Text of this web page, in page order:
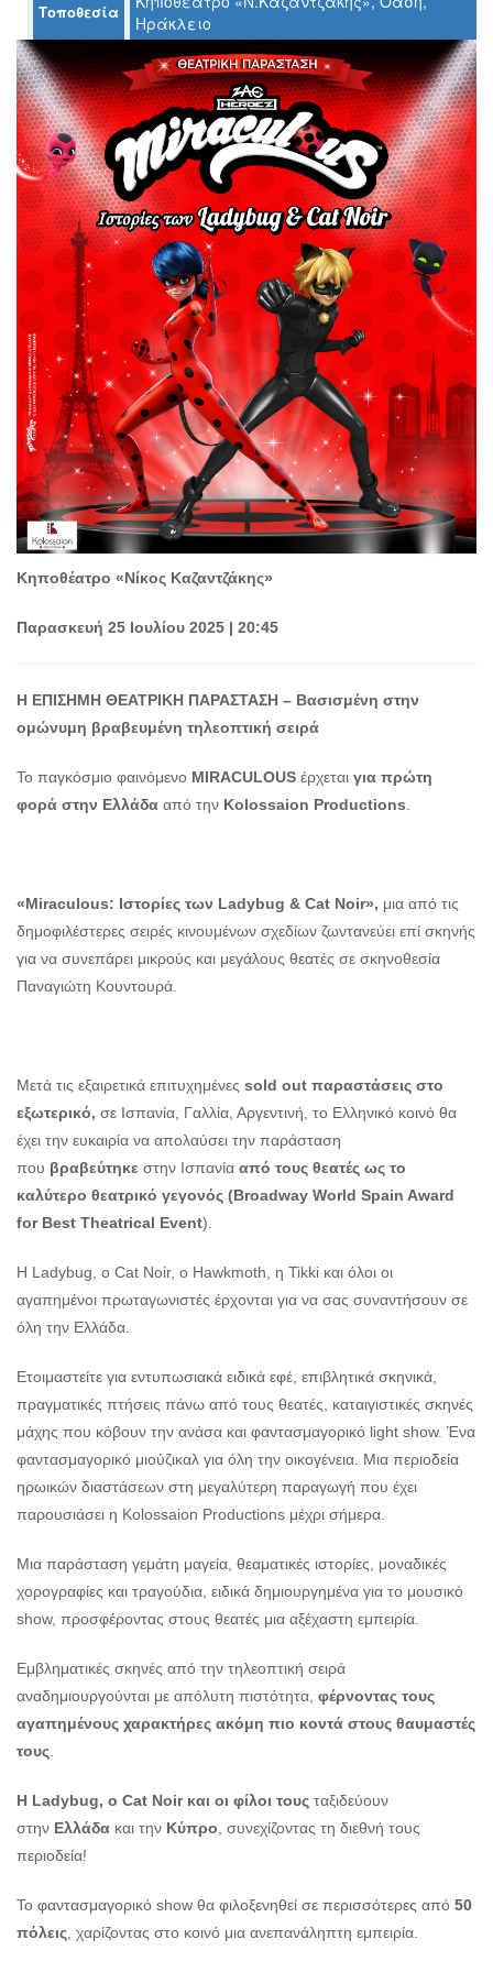
ΤΟΠΟΣ
ΜΑΣ
ΔΗΜΟΣ
ΠΟΛΙΤΙΣΜΟΣ
ΑΝΘΕΚΤΙΚΗ
ΠΟΛΗ
Τοποθεσία
Ηράκλειο
Κηποθέατρο «Νίκος Καζαντζάκης»
Παρασκευή 25 Ιουλίου 2025 | 20:45
Η ΕΠΙΣΗΜΗ ΘΕΑΤΡΙΚΗ ΠΑΡΑΣΤΑΣΗ – Βασισμένη στην
ομώνυμη βραβευμένη τηλεοπτική σειρά
Το παγκόσμιο φαινόμενο MIRACULOUS έρχεται για πρώτη
φορά στην Ελλάδα από την Kolossaion Productions
«Miraculous: Ιστορίες των Ladybug & Cat Noir», μια από τις
δημοφιλέστερες σειρές κινουμένων σχεδίων ζωντανεύει επί σκηνής
για να συνεπάρει μικρούς και μεγάλους θεατές σε σκηνοθεσία
Παναγιώτη Κουντουρά.
Μετά τις εξαιρετικά επιτυχημένες sold out παραστάσεις στο
εξωτερικό, σε Ισπανία, Γαλλία, Αργεντινή, το Ελληνικό κοινό θα
έχει την ευκαιρία να απολαύσει την παράσταση
που βραβεύτηκε στην Ισπανία από τους θεατές ως το
καλύτερο θεατρικό γεγονός (Broadway World Spain Award
for Best Theatrical Event).
Η Ladybug, ο Cat Noir, ο Hawkmoth, η Tikki και όλοι οι
αγαπημένοι πρωταγωνιστές έρχονται για να σας συναντήσουν σε
όλη την Ελλάδα.
Ετοιμαστείτε για εντυπωσιακά ειδικά εφέ, επιβλητικά σκηνικά,
πραγματικές πτήσεις πάνω από τους θεατές, καταιγιστικές σκηνές
μάχης που κόβουν την ανάσα και φαντασμαγορικό light show. Ένα
φαντασμαγορικό μιούζικαλ για όλη την οικογένεια. Μια περιοδεία
ηρωικών διαστάσεων στη μεγαλύτερη παραγωγή που έχει
παρουσιάσει η Kolossaion Productions μέχρι σήμερα.
Μια παράσταση γεμάτη μαγεία, θεαματικές ιστορίες, μοναδικές
χορογραφίες και τραγούδια, ειδικά δημιουργημένα για το μουσικό
show, προσφέροντας στους θεατές μια αξέχαστη εμπειρία.
Εμβληματικές σκηνές από την τηλεοπτική σειρά
αναδημιουργούνται με απόλυτη πιστότητα, φέρνοντας τους
αγαπημένους χαρακτήρες ακόμη πιο κοντά στους θαυμαστές
τους
H Ladybug, o Cat Noir και οι φίλοι τους ταξιδεύουν
στην Ελλάδα και την Κύπρο , συνεχίζοντας τη διεθνή τους
περιοδεία!
Το φαντασμαγορικό show θα φιλοξενηθεί σε περισσότερες από 50
πόλεις , χαρίζοντας στο κοινό μια ανεπανάληπτη εμπειρία.